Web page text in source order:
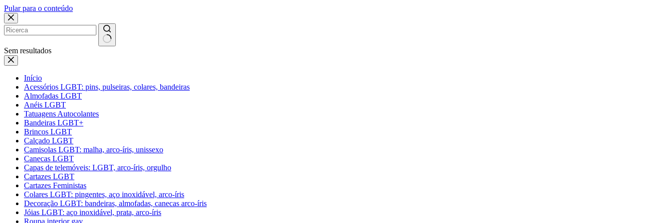
Pular para o conteúdo
Sem resultados
Início
Acessórios LGBT: pins, pulseiras, colares, bandeiras
Almofadas LGBT
Anéis LGBT
Tatuagens Autocolantes
Bandeiras LGBT+
Brincos LGBT
Calçado LGBT
Camisolas LGBT: malha, arco-íris, unissexo
Canecas LGBT
Capas de telemóveis: LGBT, arco-íris, orgulho
Cartazes LGBT
Cartazes Feministas
Colares LGBT: pingentes, aço inoxidável, arco-íris
Decoração LGBT: bandeiras, almofadas, canecas arco-íris
Jóias LGBT: aço inoxidável, prata, arco-íris
Roupa interior gay